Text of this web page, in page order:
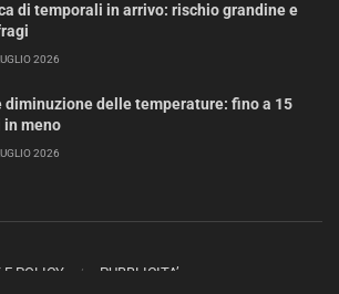
di temporali in arrivo: rischio grandine e
2026
diminuzione delle temperature: fino a 15
in meno
2026
E POLICY PUBBLICITA’